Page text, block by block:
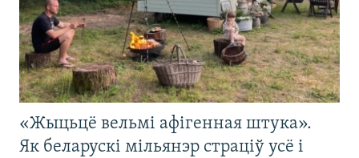
«Жыцьцё вельмі афігенная штука».
Як беларускі мільянэр страціў усё і